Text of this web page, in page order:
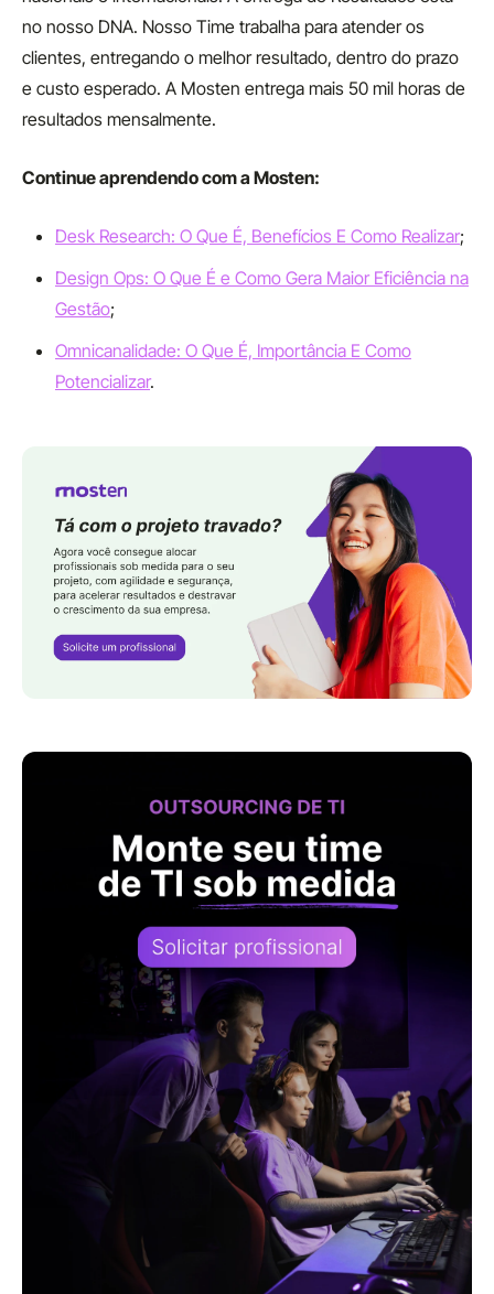
no nosso DNA. Nosso Time trabalha para atender os
clientes, entregando o melhor resultado, dentro do prazo
e custo esperado. A Mosten entrega mais 50 mil horas de
resultados mensalmente.
Continue aprendendo com a Mosten:
Desk Research: O Que É, Benefícios E Como Realizar;
Design Ops: O Que É e Como Gera Maior Eficiência na
Gestão;
Omnicanalidade: O Que É, Importância E Como
Potencializar.